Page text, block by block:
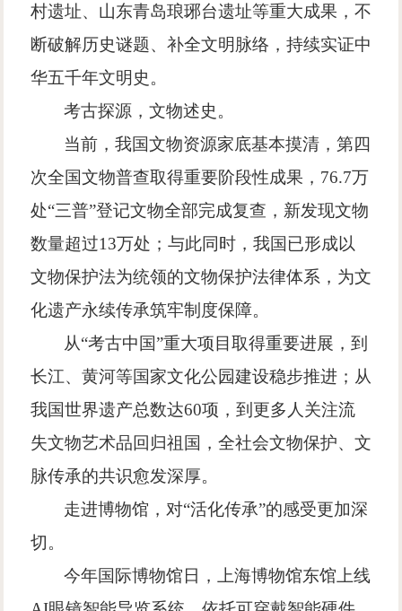
村遗址、山东青岛琅琊台遗址等重大成果，不
断破解历史谜题、补全文明脉络，持续实证中
华五千年文明史。
考古探源，文物述史。
当前，我国文物资源家底基本摸清，第四
次全国文物普查取得重要阶段性成果， 76.7万
处“三普”登记文物全部完成复查，新发现文物
数量超过13万处；与此同时，我国已形成以
文物保护法为统领的文物保护法律体系，为文
化遗产永续传承筑牢制度保障。
从“考古中国”重大项目取得重要进展，到
长江、黄河等国家文化公园建设稳步推进；从
我国世界遗产总数达60项，到更多人关注流
失文物艺术品回归祖国，全社会文物保护、文
脉传承的共识愈发深厚。
走进博物馆，对“活化传承”的感受更加深
切。
今年国际博物馆日，上海博物馆东馆上线